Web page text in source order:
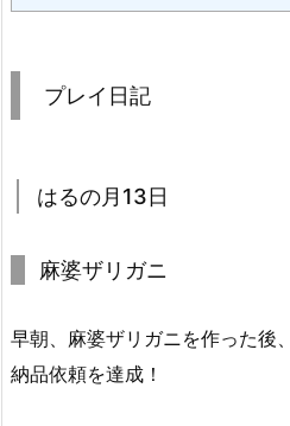
プレイ日記
はるの月13日
麻婆ザリガニ
早朝、麻婆ザリガニを作った後
納品依頼を達成！